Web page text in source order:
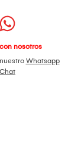
nosotros
Whatsapp
Chat